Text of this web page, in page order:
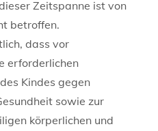
Zeitspanne ist von
betroffen.
dass vor
erforderlichen
Kindes gegen
sowie zur
körperlichen und